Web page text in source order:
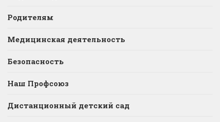
Родителям
Медицинская деятельность
Безопасность
Наш Профсоюз
Дистанционный детский сад